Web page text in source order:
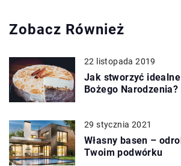
Zobacz Również
22 listopada 2019
Jak stworzyć
Bożego Narodzenia?
29 stycznia 2021
Własny basen –
Twoim podwórku